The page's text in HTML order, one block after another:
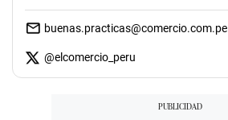
buenas.practicas@comercio.com.pe
@elcomercio_peru